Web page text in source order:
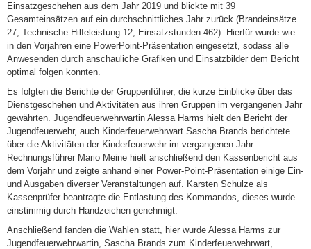
Einsatzgeschehen aus dem Jahr 2019 und blickte mit 39
Gesamteinsätzen auf ein durchschnittliches Jahr zurück (Brandeinsätze
27; Technische Hilfeleistung 12; Einsatzstunden 462). Hierfür wurde wie
in den Vorjahren eine PowerPoint-Präsentation eingesetzt, sodass alle
Anwesenden durch anschauliche Grafiken und Einsatzbilder dem Bericht
optimal folgen konnten.
Es folgten die Berichte der Gruppenführer, die kurze Einblicke über das
Dienstgeschehen und Aktivitäten aus ihren Gruppen im vergangenen Jahr
gewährten. Jugendfeuerwehrwartin Alessa Harms hielt den Bericht der
Jugendfeuerwehr, auch Kinderfeuerwehrwart Sascha Brands berichtete
über die Aktivitäten der Kinderfeuerwehr im vergangenen Jahr.
Rechnungsführer Mario Meine hielt anschließend den Kassenbericht aus
dem Vorjahr und zeigte anhand einer Power-Point-Präsentation einige Ein-
und Ausgaben diverser Veranstaltungen auf. Karsten Schulze als
Kassenprüfer beantragte die Entlastung des Kommandos, dieses wurde
einstimmig durch Handzeichen genehmigt.
Anschließend fanden die Wahlen statt, hier wurde Alessa Harms zur
Jugendfeuerwehrwartin, Sascha Brands zum Kinderfeuerwehrwart,